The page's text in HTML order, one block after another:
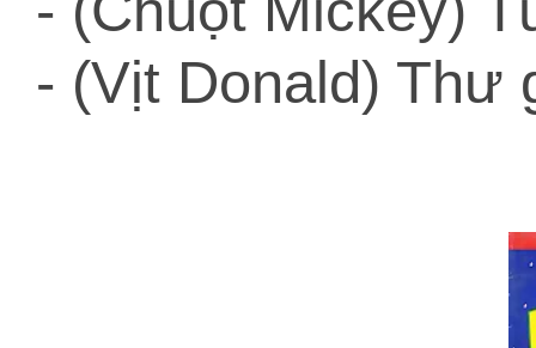
- (Vịt Donald) Thư